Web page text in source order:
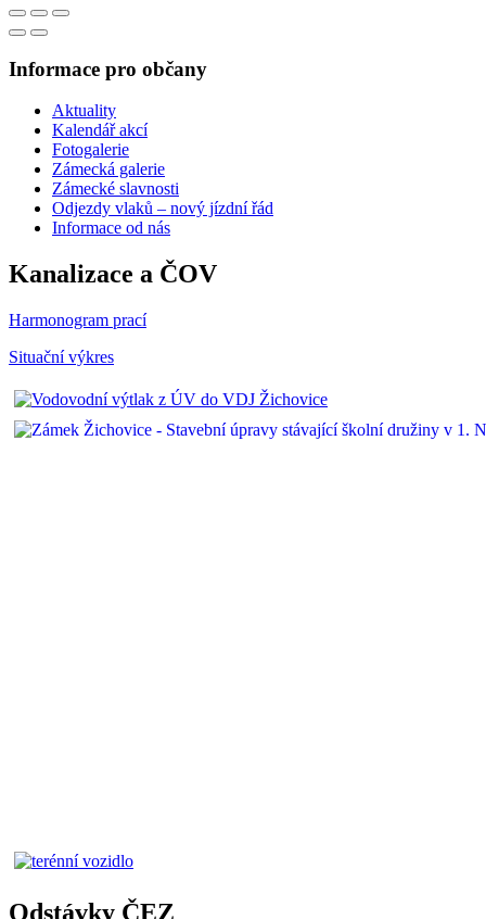
Informace pro občany
Aktuality
Kalendář akcí
Fotogalerie
Zámecká galerie
Zámecké slavnosti
Odjezdy vlaků – nový jízdní řád
Informace od nás
Kanalizace a ČOV
Harmonogram prací
Situační výkres
Odstávky ČEZ